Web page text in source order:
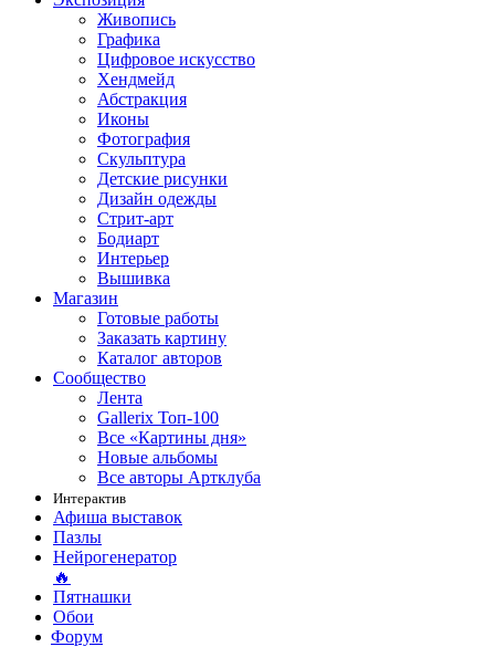
Живопись
Графика
Цифровое искусство
Хендмейд
Абстракция
Иконы
Фотография
Скульптура
Детские рисунки
Дизайн одежды
Стрит-арт
Бодиарт
Интерьер
Вышивка
Магазин
Готовые работы
Заказать картину
Каталог авторов
Сообщество
Лента
Gallerix Топ-100
Все «Картины дня»
Новые альбомы
Все авторы Артклуба
Интерактив
Афиша выставок
Пазлы
Нейрогенератор
🔥
Пятнашки
Обои
Форум